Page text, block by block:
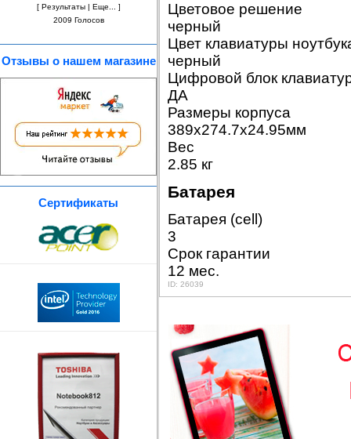
[ Результаты| Еще...
]
2009 Голосов
Отзывы о нашем магазине
Сертификаты
Цветовое решение
черный
Цвет клавиатуры
черный
Цифровой блок
ДА
Размеры корпуса
389x274.7x24.95мм
Вес
2.85 кг
Батарея
Батарея (cell)
3
Срок гарантии
12 мес.
ID: 26039